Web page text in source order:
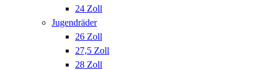
24 Zoll
Jugendräder
26 Zoll
27,5 Zoll
28 Zoll